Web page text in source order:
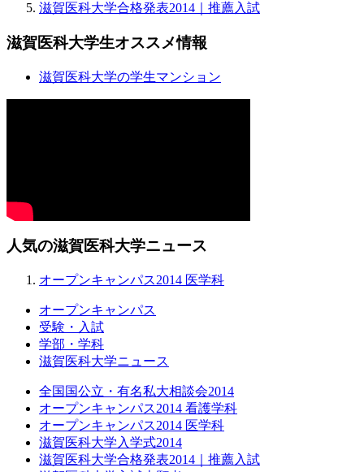
滋賀医科大学合格発表2014｜推薦入試
滋賀医科大学生オススメ情報
滋賀医科大学の学生マンション
人気の滋賀医科大学ニュース
オープンキャンパス2014 医学科
オープンキャンパス
受験・入試
学部・学科
滋賀医科大学ニュース
全国国公立・有名私大相談会2014
オープンキャンパス2014 看護学科
オープンキャンパス2014 医学科
滋賀医科大学入学式2014
滋賀医科大学合格発表2014｜推薦入試